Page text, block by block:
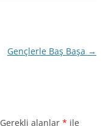
Gençlerle Baş Başa →
Gerekli alanlar * ile